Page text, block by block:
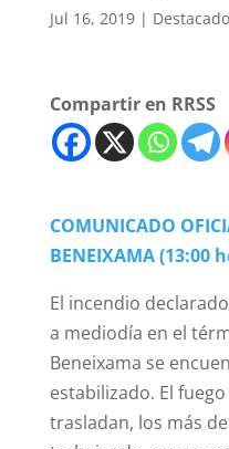
Jul 16, 2019| Destacado
Compartir en RRSS
COMUNICADO
BENEIXAMA (13:00
El incendio
a mediodía en el
Beneixama se
estabilizado. El
trasladan, los más